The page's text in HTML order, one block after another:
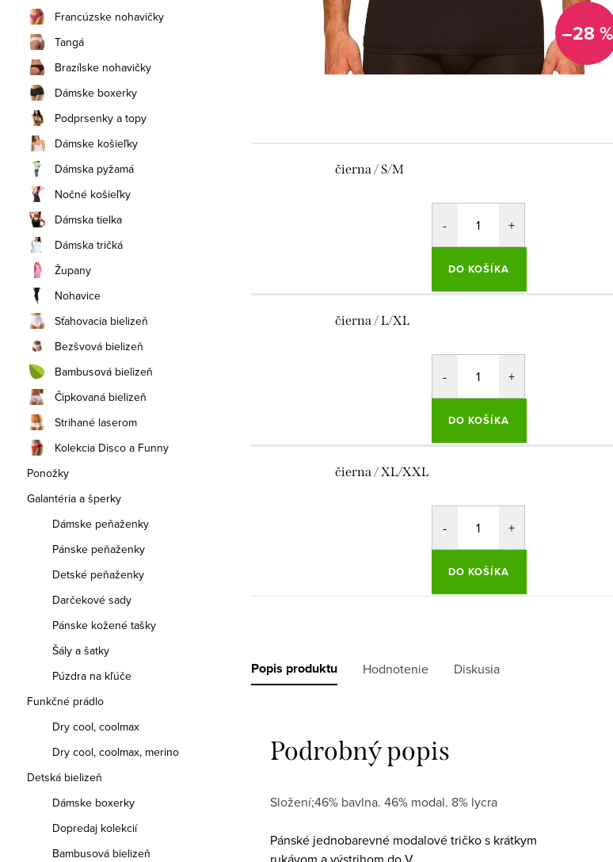
Francúzske nohavičky
Tangá
Brazílske nohavičky
Dámske boxerky
Podprsenky a topy
Dámske košieľky
Dámska pyžamá
Nočné košieľky
Dámska tielka
Dámska tričká
Župany
Nohavice
Sťahovacia bielizeň
Bezšvová bielizeň
Bambusová bielizeň
Čipkovaná bielizeň
Strihané laserom
Kolekcia Disco a Funny
Ponožky
Galantéria a šperky
Dámske peňaženky
Pánske peňaženky
Detské peňaženky
Darčekové sady
Pánske kožené tašky
Šály a šatky
Púzdra na kľúče
Funkčné prádlo
Dry cool, coolmax
Dry cool, coolmax, merino
Detská bielizeň
Dámske boxerky
Dopredaj kolekcií
Bambusová bielizeň
–28 %
čierna / S/M
DO KOŠÍKA
čierna / L/XL
DO KOŠÍKA
čierna / XL/XXL
DO KOŠÍKA
Popis produktu Hodnotenie Diskusia
Podrobný popis
Složení;46% bavlna. 46% modal. 8% lycra
Pánské jednobarevné modalové tričko s krátkym